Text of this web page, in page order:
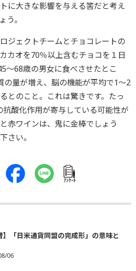
に大きな影響を与える筈だと考え
う。
ジェクトチームとチョコレートの
カオを70％以上含むチョコを１日
～68歳の男女に食べさせたとこ
の量が増え、脳の機能が平均で1～2
とのこと。これは驚きです。たっ
抗酸化作用が寄与している可能性が
赤ワインは、鬼に金棒でしょう
さい。
ｱﾝｹｰﾄ
】「日米通貨同盟の完成形」の意味と
06